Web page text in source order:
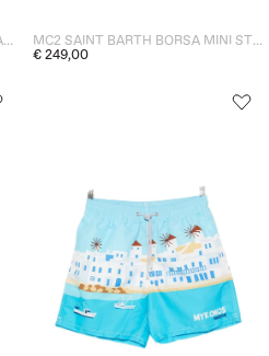
MC2 SAINT BARTH CAMICIA LIONA DONNA ROSA
MC2 SAINT BARTH BORSA MINI STRAW DONNA BEIGE-NERO
€ 249,00